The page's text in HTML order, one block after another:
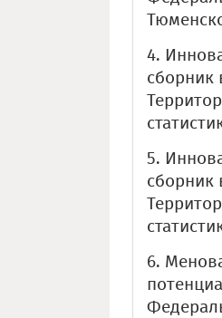
4.
сборник
5.
сборник
6.